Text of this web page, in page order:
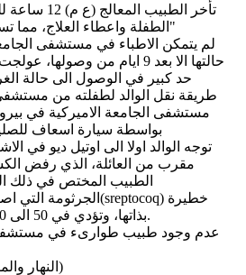
الطفلة واعطاء العلاج، مما تسبب بحصول "صدمة انتانية"
حالتها الا بعد 9 ايام من
حد كبير في الوصول الى حالة
مستشفى الجامعة الاميركية في
بواسطة سيارة اسعاف
مقرب من العائلة، الذي رفض
الطبيب المختص في ذلك
بذاتها، وتؤدي في 50 الى 80% من الحالات الى الوفاة.
(النهار والمستقبل والديار 9 ك2 2016)